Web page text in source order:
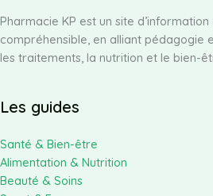
Pharmacie KP est un site
compréhensible, en alliant pédagogie
les traitements, la nutrition et le bien-
Les guides
Santé & Bien-être
Alimentation & Nutrition
Beauté & Soins